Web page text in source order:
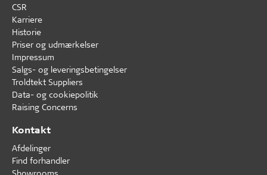
CSR
Karriere
Historie
Priser og udmærkelser
Impressum
Salgs- og leveringsbetingelser
Troldtekt Suppliers
Data- og cookiepolitik
Raising Concerns
Kontakt
Afdelinger
Find forhandler